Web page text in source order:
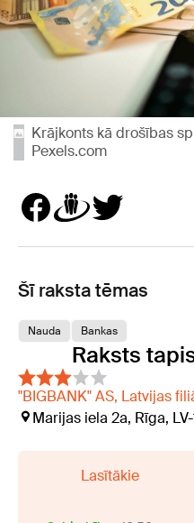
Krājkonts kā drošības
Pexels.com
Šī raksta tēmas
Nauda Bankas
Raksts
"BIGBANK" AS, Latvijas
Marijas iela 2a, Rīga,
Lasītākie